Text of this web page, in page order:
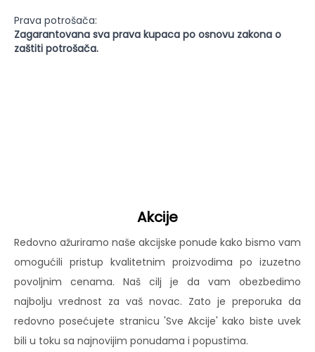
Prava potrošača:
Zagarantovana sva prava kupaca po osnovu zakona o
zaštiti potrošača.
Akcije
Redovno ažuriramo naše akcijske ponude kako bismo vam
omogućili pristup kvalitetnim proizvodima po izuzetno
povoljnim cenama. Naš cilj je da vam obezbedimo
najbolju vrednost za vaš novac. Zato je preporuka da
redovno posećujete stranicu 'Sve Akcije' kako biste uvek
bili u toku sa najnovijim ponudama i popustima.